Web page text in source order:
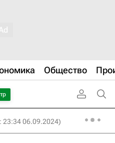
Общество
23:34 06.09.2024)